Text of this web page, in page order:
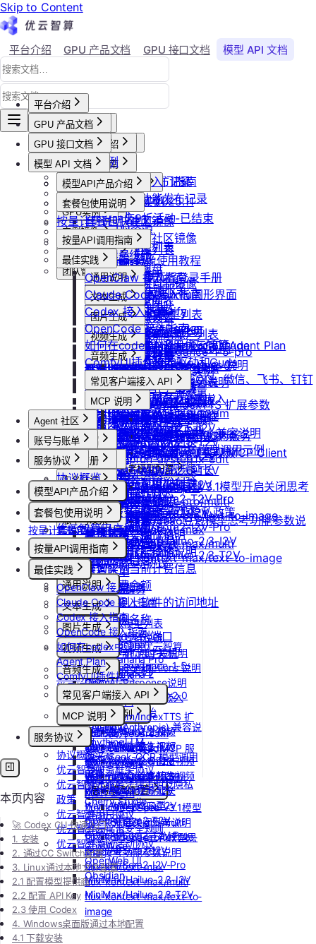
Skip to Content
平台介绍 GPU 产品文档 GPU 接口文档
模型 API 文档
Agent 社区
平台介绍
平台概述
平台介绍
加入社群
用户等级与推荐
会员等级
用户推荐
产品更新公告
GPU-新功能发布记录
模型API-新功能发布记录
活动及价格更新公告
双11夜间折扣-2025.11
2025国庆9折活动-已结束
GPU 产品文档
GPU产品介绍
功能概览
已上线卡型
可用区介绍
GPU操作指南
【新人必看】入门指南
镜像选择
创建实例
登录实例
本地数据上传
文件管理
制作私有镜像
调用公共模型库
防火墙及端口设置
配置外网加速
云硬盘扩容与挂载
云存储挂载
模型库挂载
自启动
手动安装监控
无卡模式
GPU抢占式实例
GPU抢占式实例
发布社区镜像
如何发布社区镜像
更新已发布的社区镜像
计费与回收
计费概览
计费方式说明
到期或欠费说明
续费管理
回收规则
GPU最佳实践
Isaac系列镜像使用教程
Windows实例远程登录手册
通过VNC搭建Ubuntu图形界面
ubuntu如何安装Dify
ubuntu如何安装Docker
Windows安装Nvidia驱动和Cuda
ubuntu安装Nvidia驱动和Cuda
使用LangBot快速部署QQ、微信、飞书、钉钉
机器人
使用Clawdbot连接Telegram
使用Clawdbot连接飞书
GPU 接口文档
API接口范例
CLI&Skills
常见错误码
GPU实例
创建GPU资源
获取实例资源列表
启动实例
关闭实例
删除实例
重启实例
重装实例
重置实例密码
升降配实例
获取支持的可用区信息列表
查询网络加速服务状态
检查指定规格的资源可用性
获取可用机型列表
获取机型族列表
查询软件端口映射列表
查询模型仓库模型列表
获取实例监控数据
变更实例计费方式
查询创建实例价格
查询实例升配价格
查询实例当前计费信息
查询退费金额
获取实例上软件的访问地址
修改实例名称
更新Pod实例端口
设置/更新定时关机
取消定时关机
实例镜像
获取自制镜像列表
创建自制镜像
删除算力平台自制镜像
获取社区镜像列表
获取平台镜像列表
查询镜像已共享的账户列表
获取镜像标签列表
查询他人共享给自己的镜像
查询已收藏的镜像列表
查询自己发布的社区镜像
查询指定用户的社区镜像
查询镜像制作进度
共享/取消共享镜像
发布镜像到社区
收藏镜像
取消收藏镜像
更新镜像信息
磁盘与云存储
创建并挂载云盘
删除云盘
卸载云盘
扩容云盘
挂载已有云盘
查询云盘扩容价格
挂载 US3 对象存储到实例
云存储文件上传和下载
团队管理
创建团队
邀请成员加入团队
删除团队
查询成员订单列表
查询成员订单数量
查询成员未支付订单
查询成员未支付订单数量
导出团队账单
获取团队详情
查询已创建的团队列表
查询团队邀请记录
查询已加入的团队列表
查询团队操作日志
查询成员产品类型列表
设置成员额度
修改成员角色
更新团队信息
模型 API 文档
模型API产品介绍
模型API服务
套餐包使用说明
套餐包快速上手
套餐计费逻辑
套餐用量统计
客户端接入
OpenClaw 云端服务
按量计费说明
按量API调用指南
快速开始
通用说明
认证鉴权
错误码
文本生成
如何获取模型列表
模型协议支持说明
API支持与扩展字段说明
OpenAI-Completions 说明
OpenAI-Response说明
Embeddings 向量嵌入
Gemini 快速开始
Claude (Anthropic) 兼容说明
DeepSeek-OCR 模型调用示例
思考模型配置
DeepSeek V3.1模型开启关闭思考
说明
Doubao豆包模型思考功能参数说
明
图片生成
Nano Banana
Nano Banana Pro
Nano Banana 2
gpt-image-1
gpt-image-1.5
gpt-image-2
doubao-seedream
Qwen-Image-Edit
Qwen-Image
stepfun-ai/step1x-edit
flux.1-dev
flux-kontext-pro
flux-kontext-pro/multi
flux-kontext-pro/text-to-image
flux-kontext-max
flux-kontext-max/multi
flux-kontext-max/text-to-image
视频生成
doubao-seedance-1-5-pro
doubao-seedance-2-0
Vidu 系列
Vidu/文生视频
Vidu/图生视频
Vidu/参考图生视频
Vidu/首尾帧生视频
Vidu/视频延长
Vidu/对口型
Wan-AI/Wan2.2-I2V
Wan-AI/Wan2.2-T2V
Wan-AI/Wan2.5-I2V
Wan-AI/Wan2.5-T2V
Wan-AI/Wan2.6-I2V
Wan-AI/Wan2.6-T2V
OpenAI/Sora2-T2V
OpenAI/Sora2-T2V-Pro
OpenAI/Sora2-I2V
OpenAI/Sora2-I2V-Pro
MiniMax/Hailuo-2.3-I2V
MiniMax/Hailuo-2.3-T2V
音频生成
IndexTTS
自定义音色
IndexTeam/IndexTTS 扩展参数
suno音乐生成
MiniMax/speech-hd
通义千问 Qwen-TTS
常见问题答疑
最佳实践
OpenClaw 接入指南
Claude Code 接入指南
Codex 接入指南
OpenCode 接入指南
如何在codex中调用优云智算Agent Plan
ComfyUI插件接入
常见客户端接入 API
Dify
RAGFlow
AnythingLLM
纳米AI
n8n
GPT4All
Cherry Studio
Chatbox
ChatHub
ChatWise
OpenWeb UI
Obsidian
MCP 说明
MCP 简介
通过 CLINE 接入 MCP 服务
通过 UCloud API 实现 MCP Client
Agent 社区
产品介绍
产品介绍
快速开始
控制台操作
Agent广场
操作指南
模型配置
计费说明
升配与续费
到期与数据说明
账号与账单
账号注册
注册流程
注销账号
实名认证
认证概览
个人认证
高校认证
企业认证
团队管理
团队功能概览
管理员账号操作说明
团队成员账号操作说明
账单与发票
账号充值
提现规则
查看账单
开具发票
服务协议
协议概览
优云智算服务框架协议
优云智算云服务法律声明及隐私政策
优云智算用户协议
优云智算云平台安全规则
优云智算激励活动协议
模型API产品介绍
模型API服务
套餐包使用说明
套餐包快速上手
套餐计费逻辑
套餐用量统计
客户端接入
OpenClaw 云端服务
按量计费说明
按量API调用指南
快速开始
通用说明
认证鉴权
错误码
文本生成
如何获取模型列表
模型协议支持说明
API支持与扩展字段说明
OpenAI-Completions 说明
OpenAI-Response说明
Embeddings 向量嵌入
Gemini 快速开始
Claude (Anthropic) 兼容说
明
DeepSeek-OCR 模型调用
示例
思考模型配置
DeepSeek V3.1模型
开启关闭思考说明
Doubao豆包模型思
考功能参数说明
图片生成
Nano Banana
Nano Banana Pro
Nano Banana 2
gpt-image-1
gpt-image-1.5
gpt-image-2
doubao-seedream
Qwen-Image-Edit
Qwen-Image
stepfun-ai/step1x-edit
flux.1-dev
flux-kontext-pro
flux-kontext-pro/multi
flux-kontext-pro/text-to-
image
flux-kontext-max
flux-kontext-max/multi
flux-kontext-max/text-to-
image
视频生成
doubao-seedance-1-5-
pro
doubao-seedance-2-0
Vidu 系列
Vidu/文生视频
Vidu/图生视频
Vidu/参考图生视频
Vidu/首尾帧生视频
Vidu/视频延长
Vidu/对口型
Wan-AI/Wan2.2-I2V
Wan-AI/Wan2.2-T2V
Wan-AI/Wan2.5-I2V
Wan-AI/Wan2.5-T2V
Wan-AI/Wan2.6-I2V
Wan-AI/Wan2.6-T2V
OpenAI/Sora2-T2V
OpenAI/Sora2-T2V-Pro
OpenAI/Sora2-I2V
OpenAI/Sora2-I2V-Pro
MiniMax/Hailuo-2.3-I2V
MiniMax/Hailuo-2.3-T2V
音频生成
IndexTTS
自定义音色
IndexTeam/IndexTTS 扩
展参数
suno音乐生成
MiniMax/speech-hd
通义千问 Qwen-TTS
常见问题答疑
最佳实践
OpenClaw 接入指南
Claude Code 接入指南
Codex 接入指南
OpenCode 接入指南
如何在codex中调用优云智算
Agent Plan
ComfyUI插件接入
常见客户端接入 API
Dify
RAGFlow
AnythingLLM
纳米AI
n8n
GPT4All
Cherry Studio
Chatbox
ChatHub
ChatWise
OpenWeb UI
Obsidian
MCP 说明
MCP 简介
通过 CLINE 接入 MCP 服
务
通过 UCloud API 实现
MCP Client
服务协议
协议概览
优云智算服务框架协议
优云智算云服务法律声明及隐私
政策
优云智算用户协议
优云智算云平台安全规则
优云智算激励活动协议
本页内容
🚀 Codex CLI 快速入门
1. 安装
2. 通过CC Switch配置
3. Linux通过本地文件配置
2.1 配置模型提供商
2.2 配置 API Key
2.3 使用 Codex
4. Windows桌面版通过本地配置
4.1 下载安装